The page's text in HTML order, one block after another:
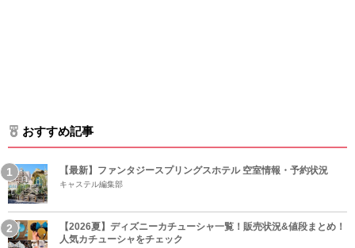
おすすめ記事
【最新】ファンタジースプリングスホテル 空室情報・予約状況
キャステル編集部
【2026夏】ディズニーカチューシャ一覧！販売状況&値段まとめ！
人気カチューシャをチェック